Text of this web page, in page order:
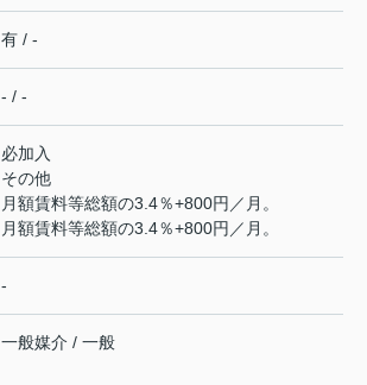
有 / -
- / -
必加入
その他
月額賃料等総額の3.4％+800円／月。
月額賃料等総額の3.4％+800円／月。
-
一般媒介 / 一般